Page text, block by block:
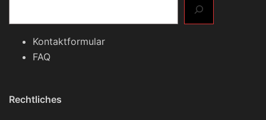
Kontaktformular
FAQ
Rechtliches